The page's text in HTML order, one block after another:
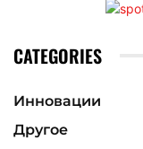
CATEGORIES
Инновации
Другое